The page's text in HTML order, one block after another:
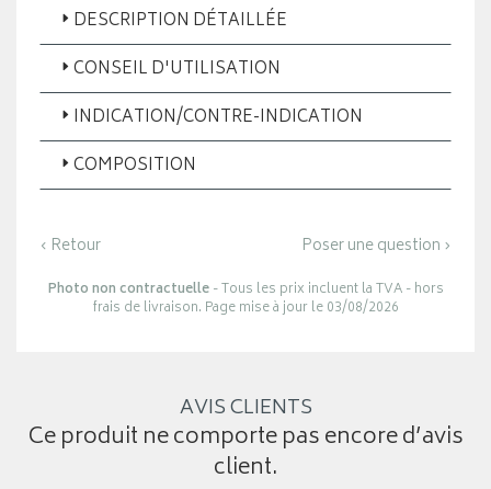
DESCRIPTION DÉTAILLÉE
CONSEIL D'UTILISATION
INDICATION/CONTRE-INDICATION
COMPOSITION
‹ Retour Poser une question ›
Photo non contractuelle- Tous les prix incluent la TVA - hors
frais de livraison. Page mise à jour le 03/08/2026
AVIS CLIENTS
Ce produit ne comporte pas encore d’avis
client.